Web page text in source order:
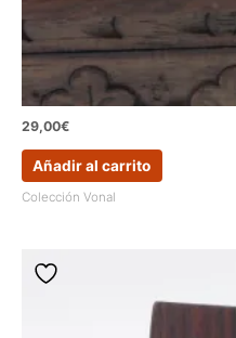
29,00€
Añadir al carrito
Colección Vonal